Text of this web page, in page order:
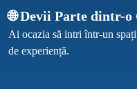
🌐 Devii Parte dintr-
Ai ocazia să intri într-un